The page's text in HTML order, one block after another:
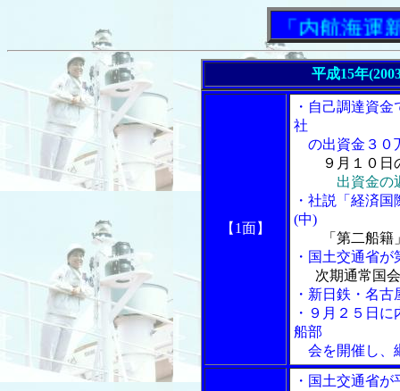
「内航海運新聞
平成15年
【1面】
・自己調達資
社
の出資金３０
９月１０日
出資金の
・社説「経済
(中)
「第二船
・国土交通省
次期通常国
・新日鉄・名
・９月２５日
船部
会を開催し、
・国土交通省